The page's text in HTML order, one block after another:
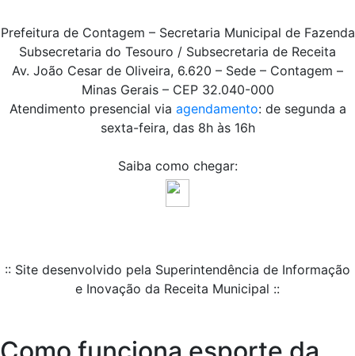
Prefeitura de Contagem – Secretaria Municipal de Fazenda
Subsecretaria do Tesouro / Subsecretaria de Receita
Av. João Cesar de Oliveira, 6.620 – Sede – Contagem –
Minas Gerais – CEP 32.040-000
Atendimento presencial via agendamento: de segunda a
sexta-feira, das 8h às 16h
Saiba como chegar:
:: Site desenvolvido pela Superintendência de Informação
e Inovação da Receita Municipal ::